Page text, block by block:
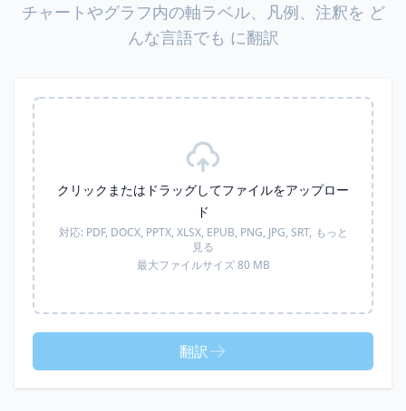
チャートやグラフ内の軸ラベル、凡例、注釈を ど
んな言語でも に翻訳
クリックまたはドラッグしてファイルをアップロー
ド
対応: PDF, DOCX, PPTX, XLSX, EPUB, PNG, JPG, SRT, もっと
見る
最大ファイルサイズ 80 MB
翻訳